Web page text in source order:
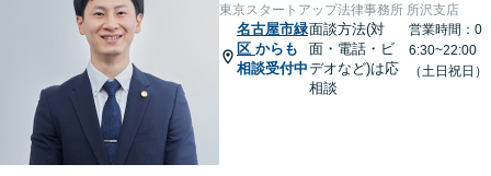
東京スタートアップ法律事務所 所沢支店
名古屋市緑
区 からも
相談受付中
面談方法(対
面・電話・ビ
デオなど)は応
相談
営業時間：0
6:30~22:00
（土日祝日）